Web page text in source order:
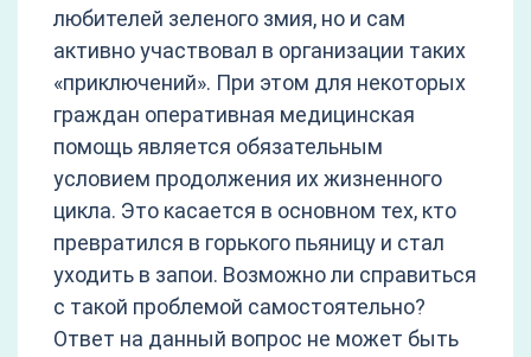
любителей зеленого змия, но и сам
активно участвовал в организации таких
«приключений». При этом для некоторых
граждан оперативная медицинская
помощь является обязательным
условием продолжения их жизненного
цикла. Это касается в основном тех, кто
превратился в горького пьяницу и стал
уходить в запои. Возможно ли справиться
с такой проблемой самостоятельно?
Ответ на данный вопрос не может быть